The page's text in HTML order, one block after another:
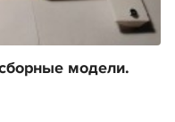
модели.